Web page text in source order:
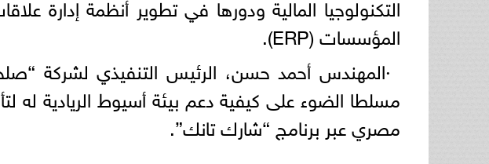
المؤسسات (ERP).
·المهندس أحمد حسن، الرئيس التنفيذي لشركة
مصري عبر برنامج “شارك تانك”.